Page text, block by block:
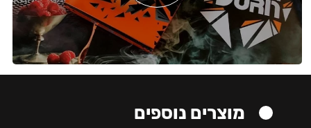
מוצרים נוספים